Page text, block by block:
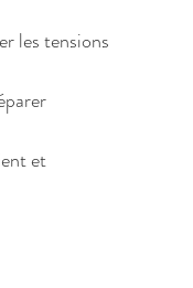
les tensions
et